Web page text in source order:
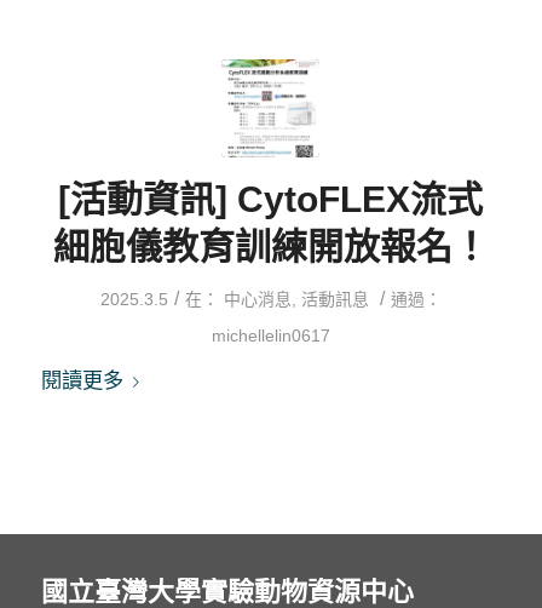
[活動資訊] CytoFLEX流式
細胞儀教育訓練開放報名！
2025.3.5 / 在： 中心消息 活動訊息 / 通過：
michellelin0617
閱讀更多
國立臺灣大學實驗動物資源中心